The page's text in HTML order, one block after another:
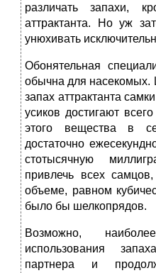
различать запахи,
аттрактанта. Но уж
унюхивать
Обонятельная
обычна для насекомых.
запах аттрактанта
усиков достигают
этого вещества в
достаточно
стотысячную
привлечь всех
объеме, равном
было бы шелкопрядов.
Возможно,
использования
партнера и